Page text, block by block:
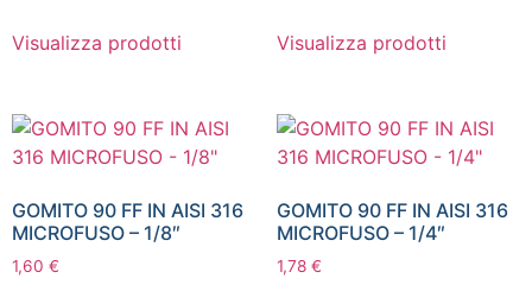
Visualizza prodotti Visualizza prodotti
GOMITO 90 FF IN AISI 316
MICROFUSO – 1/8″
1,60 €
GOMITO 90 FF IN AISI 316
MICROFUSO – 1/4″
1,78 €